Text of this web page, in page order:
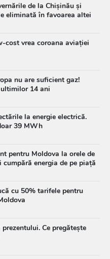
de la Chișinău și
eliminată în favoarea altei
cost vrea coroana aviației
nu are suficient gaz!
14 ani
la energie electrică.
39 MWh
pentru Moldova la orele de
energia de pe piață
cu 50% tarifele pentru
Ce pregătește